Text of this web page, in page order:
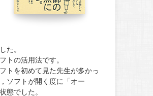
た。
トの活用法です。
トを初めて見た先生が多かっ
ソフトが開く度に「オー
態でした。